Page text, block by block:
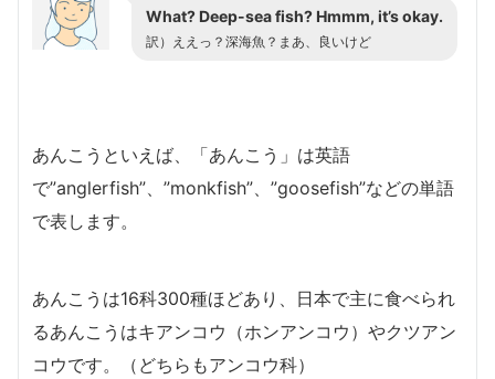
What? Deep-sea fish? Hmmm, it’s okay.
訳）ええっ？深海魚？まあ、良いけど
あんこうといえば、「あんこう」は英語
で”anglerfish”、”monkfish”、”goosefish”などの単語
で表します。
あんこうは16科300種ほどあり、日本で主に食べられ
るあんこうはキアンコウ（ホンアンコウ）やクツアン
コウです。（どちらもアンコウ科）